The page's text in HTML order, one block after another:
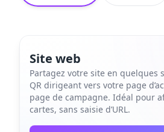
Site web
Partagez votre site en quelques
QR dirigeant vers votre page
page de campagne. Idéal pour
cartes, sans saisie d’URL.